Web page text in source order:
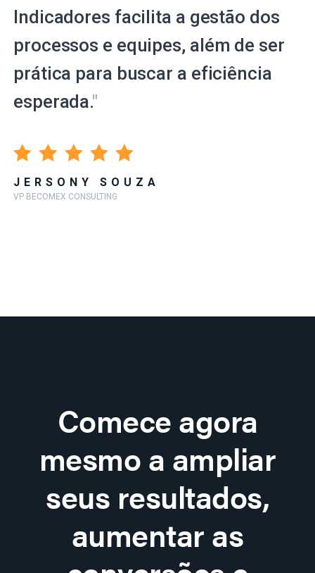
Indicadores facilita a gestão dos
processos e equipes, além de ser
prática para buscar a eficiência
esperada."
JERSONY SOUZA
VP BECOMEX CONSULTING
Comece agora
mesmo a ampliar
seus resultados,
aumentar as